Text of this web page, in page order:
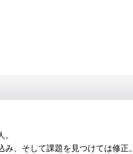
、そして課題を見つけては修正。